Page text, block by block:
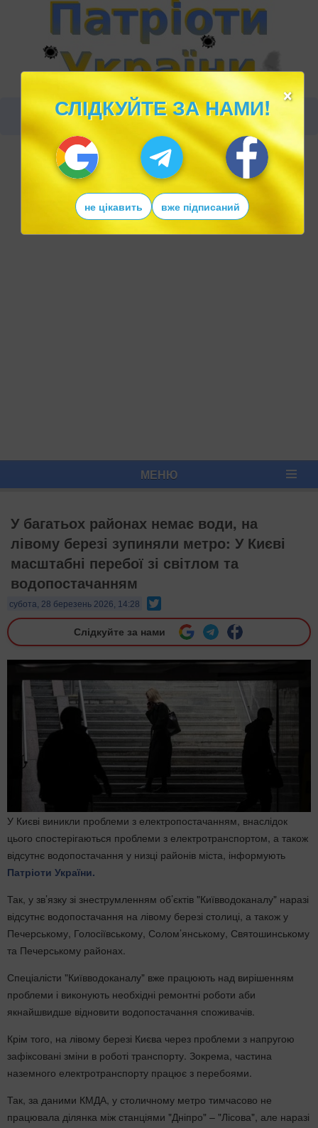
МЕНЮ
У багатьох районах немає води, на
лівому березі зупиняли метро: У Києві
масштабні перебої зі світлом та
водопостачанням
субота, 28 березень 2026, 14:28
Слідкуйте за нами
У Києві виникли проблеми з електропостачанням, внаслідок
цього спостерігаються проблеми з електротранспортом, а також
відсутнє водопостачання у низці районів міста, інформують
Патріоти України.
Так, у зв’язку зі знеструмленням об’єктів "Київводоканалу" наразі
відсутнє водопостачання на лівому березі столиці, а також у
Печерському, Голосіївському, Солом’янському, Святошинському
та Печерському районах.
Спеціалісти "Київводоканалу" вже працюють над вирішенням
проблеми і виконують необхідні ремонтні роботи аби
якнайшвидше відновити водопостачання споживачів.
Крім того, на лівому березі Києва через проблеми з напругою
зафіксовані зміни в роботі транспорту. Зокрема, частина
наземного електротранспорту працює з перебоями.
Так, за даними КМДА, у столичному метро тимчасово не
працювала ділянка між станціями "Дніпро" – "Лісова", але наразі
×
СЛІДКУЙТЕ ЗА НАМИ!
не цікавить вже підписаний